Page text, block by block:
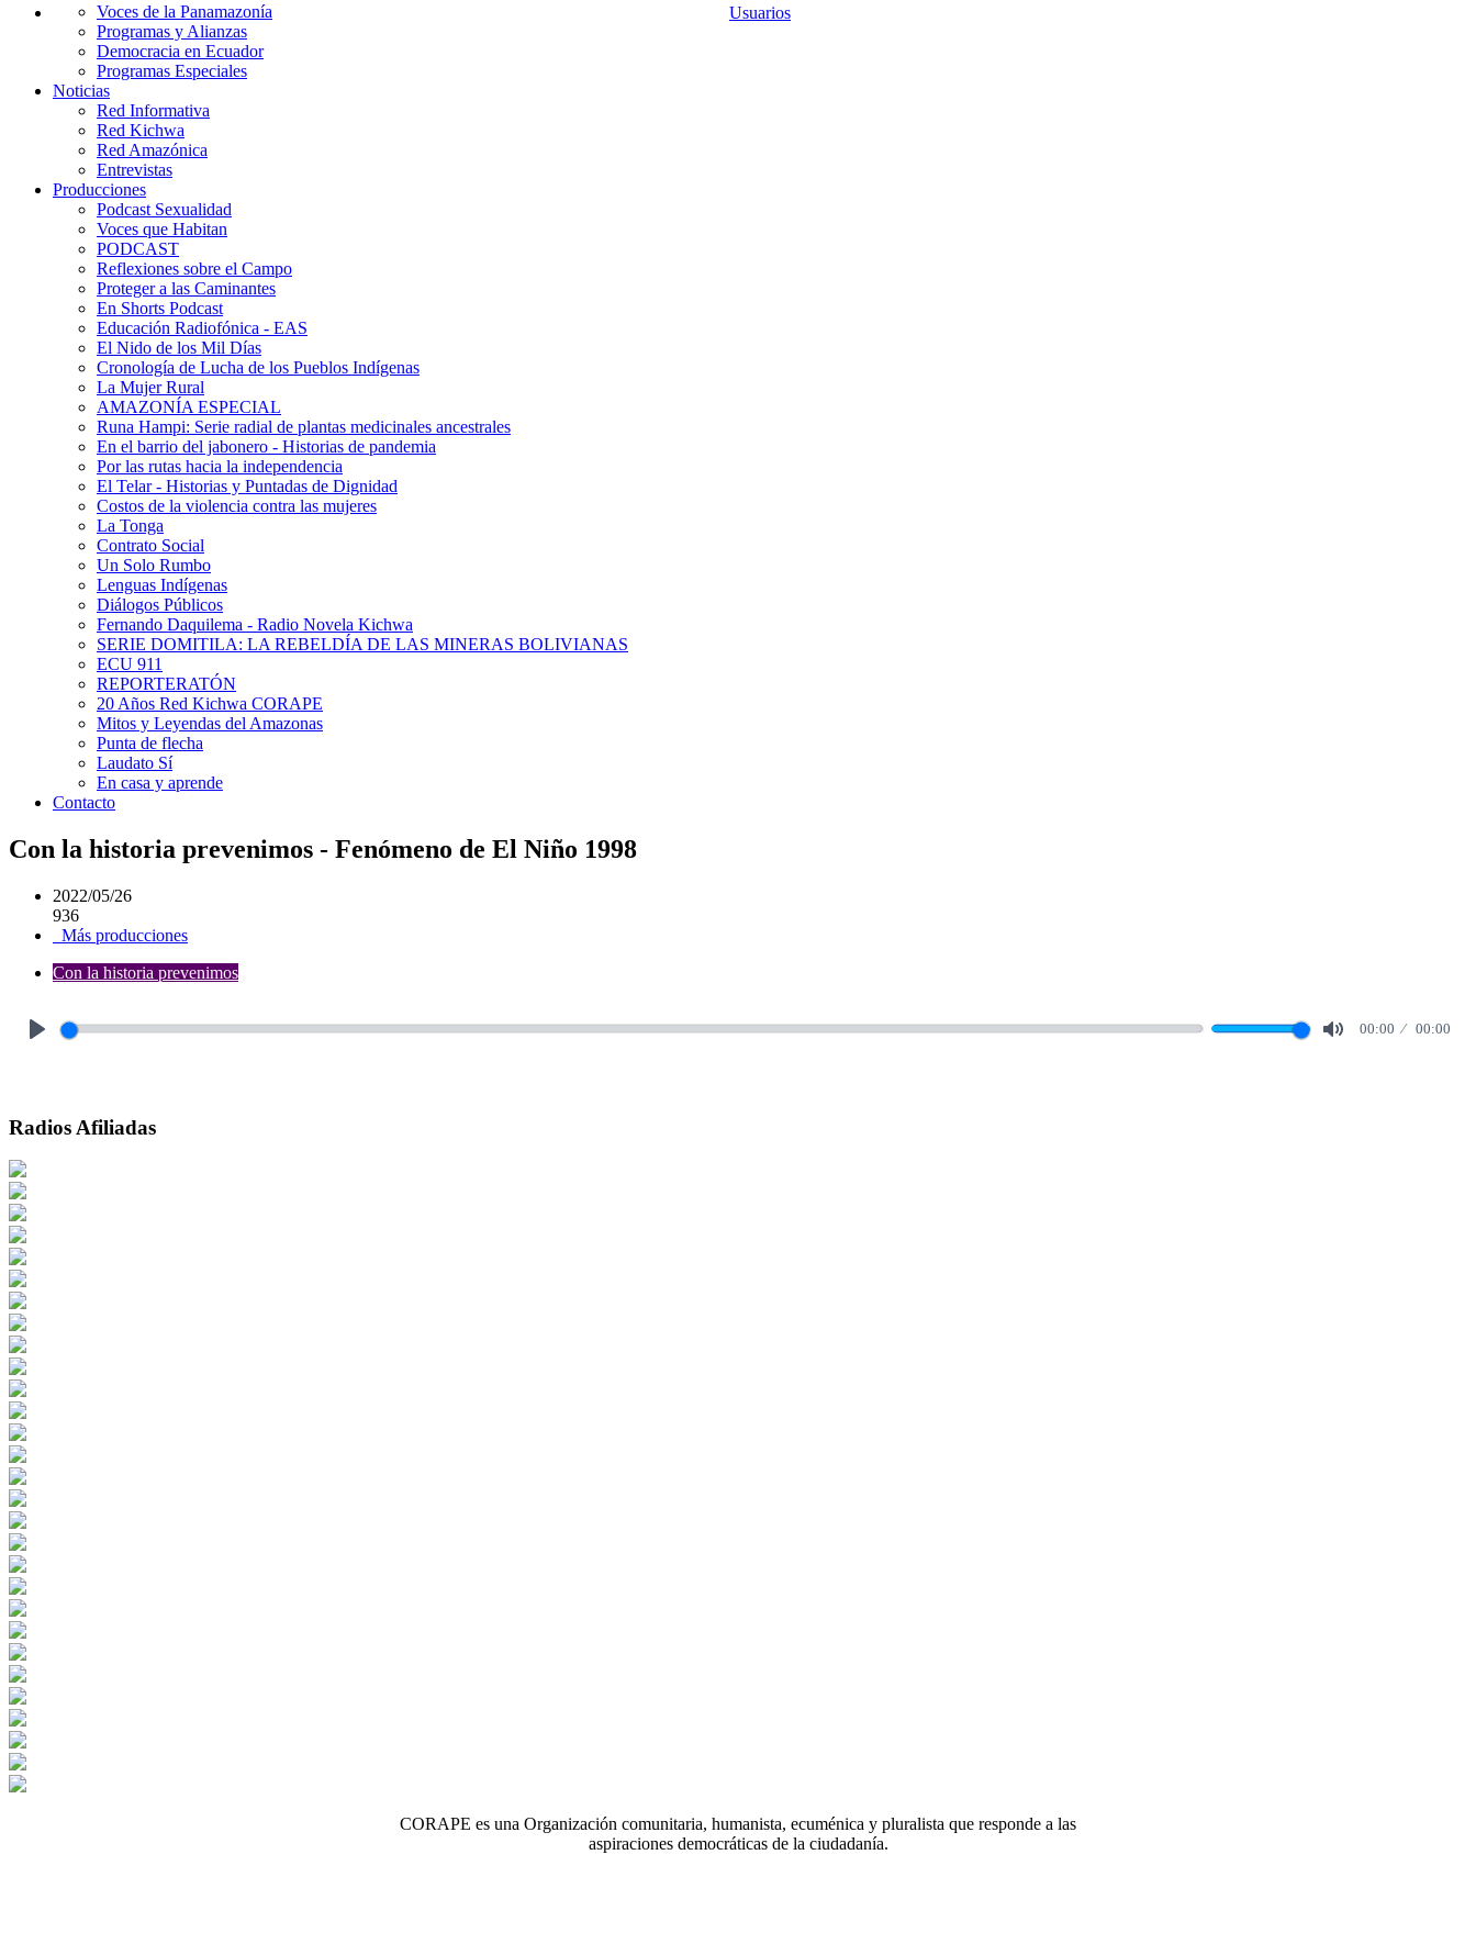
Usuarios
Voces de la Panamazonía
Programas y Alianzas
Democracia en Ecuador
Programas Especiales
Noticias
Red Informativa
Red Kichwa
Red Amazónica
Entrevistas
Producciones
Podcast Sexualidad
Voces que Habitan
PODCAST
Reflexiones sobre el Campo
Proteger a las Caminantes
En Shorts Podcast
Educación Radiofónica - EAS
El Nido de los Mil Días
Cronología de Lucha de los Pueblos Indígenas
La Mujer Rural
AMAZONÍA ESPECIAL
Runa Hampi: Serie radial de plantas medicinales ancestrales
En el barrio del jabonero - Historias de pandemia
Por las rutas hacia la independencia
El Telar - Historias y Puntadas de Dignidad
Costos de la violencia contra las mujeres
La Tonga
Contrato Social
Un Solo Rumbo
Lenguas Indígenas
Diálogos Públicos
Fernando Daquilema - Radio Novela Kichwa
SERIE DOMITILA: LA REBELDÍA DE LAS MINERAS BOLIVIANAS
ECU 911
REPORTERATÓN
20 Años Red Kichwa CORAPE
Mitos y Leyendas del Amazonas
Punta de flecha
Laudato Sí
En casa y aprende
Contacto
Con la historia prevenimos - Fenómeno de El Niño 1998
2022/05/26
936
Más producciones
Con la historia prevenimos
00:00 00:00
Radios Afiliadas
CORAPE es una Organización comunitaria, humanista, ecuménica y pluralista que responde a las
aspiraciones democráticas de la ciudadanía.